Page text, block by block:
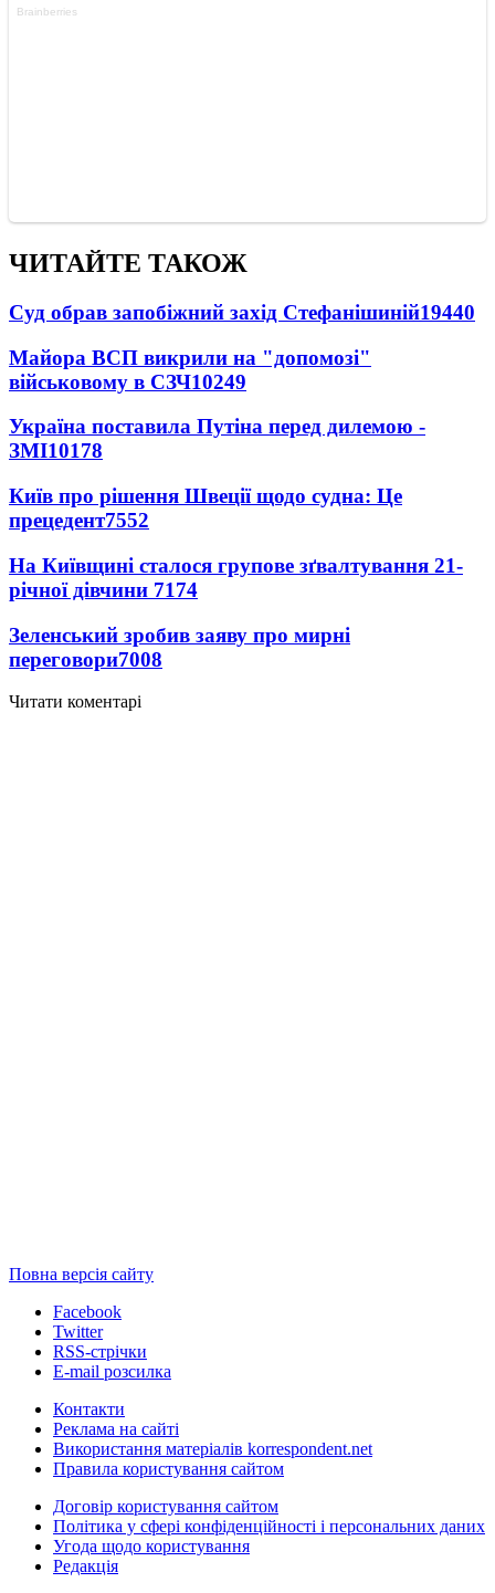
ЧИТАЙТЕ ТАКОЖ
Суд обрав запобіжний захід Стефанішиній19440
Майора ВСП викрили на "допомозі"
військовому в СЗЧ10249
Україна поставила Путіна перед дилемою -
ЗМІ10178
Київ про рішення Швеції щодо судна: Це
прецедент7552
На Київщині сталося групове зґвалтування 21-
річної дівчини 7174
Зеленський зробив заяву про мирні
переговори7008
Читати коментарі
Повна версія сайту
Facebook
Twitter
RSS-стрічки
E-mail розсилка
Контакти
Реклама на сайті
Використання матеріалів korrespondent.net
Правила користування сайтом
Договір користування сайтом
Політика у сфері конфіденційності і персональних даних
Угода щодо користування
Редакція